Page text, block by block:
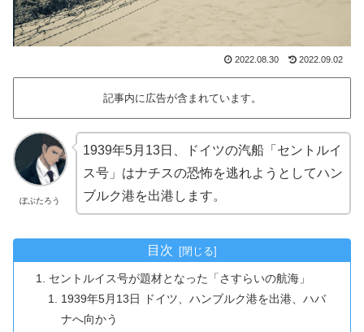
2022.08.30 2022.09.02
記事内に広告が含まれています。
ぼぶたろう
1939年5月13日、ドイツの汽船「セントルイ
ス号」はナチスの恐怖を逃れようとしてハン
ブルク港を出港します。
目次
セントルイス号が題材となった「さすらいの航海」
1939年5月13日 ドイツ、ハンブルク港を出港、ハバ
ナへ向かう